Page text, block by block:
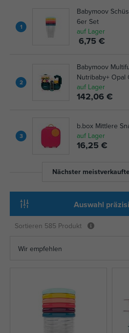
1
Babymoov
6er Set
auf Lager
6,75 €
2
Babymoov
Nutribaby+ Opal
auf Lager
142,06 €
3
b.box Mittlere
auf Lager
16,25 €
Nächster
Auswahl
Sortieren 585 Produkt